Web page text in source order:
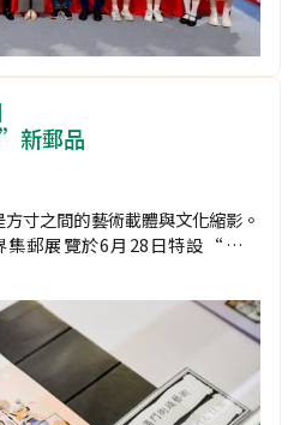
新郵品
寸之間的藝術載體與文化縮影。
郵展覽於6月28日特設“藝術